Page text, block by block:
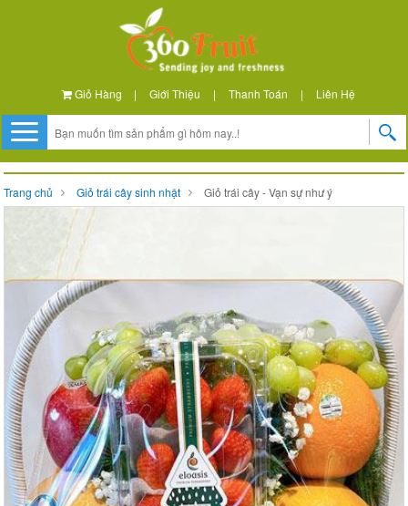
Giỏ Hàng | Giới Thiệu | Thanh Toán | Liên Hệ
Trang chủ Giỏ trái cây sinh nhật Giỏ trái cây - Vạn sự như ý